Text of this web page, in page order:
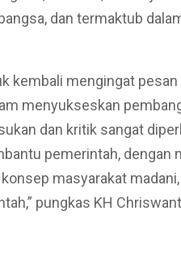
dan termaktub
kembali mengingat pesan
menyukseskan
dan kritik sangat
pemerintah, dengan
masyarakat
pungkas KH